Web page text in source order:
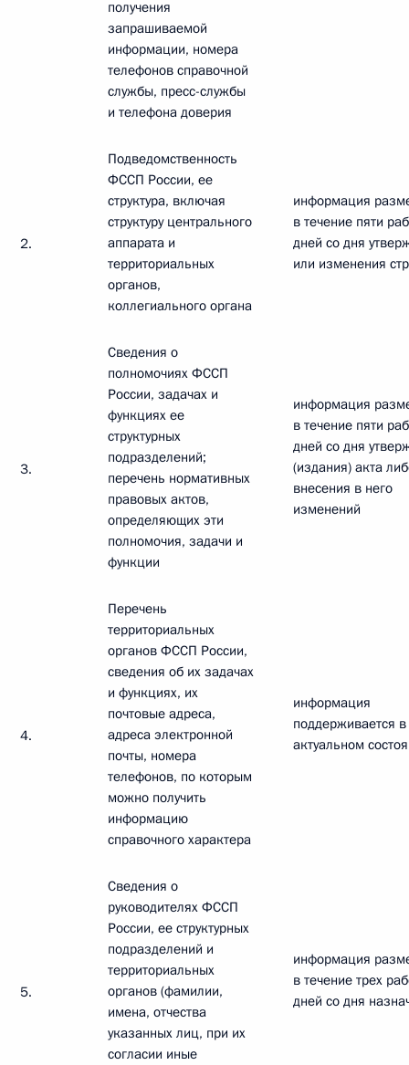
получения
запрашиваемой
информации, номера
телефонов справочной
службы, пресс-службы
и телефона доверия
2.
Подведомственность
ФССП России, ее
структура, включая
структуру центрального
аппарата и
территориальных
органов,
коллегиального органа
информация
в течение пяти
дней со дня
или изменения
3.
Сведения о
полномочиях ФССП
России, задачах и
функциях ее
структурных
подразделений;
перечень нормативных
правовых актов,
определяющих эти
полномочия, задачи и
функции
информация
в течение пяти
дней со дня
(издания) акта
внесения в него
изменений
4.
Перечень
территориальных
органов ФССП России,
сведения об их задачах
и функциях, их
почтовые адреса,
адреса электронной
почты, номера
телефонов, по которым
можно получить
информацию
справочного характера
информация
поддерживается в
актуальном
5.
Сведения о
руководителях ФССП
России, ее структурных
подразделений и
территориальных
органов (фамилии,
имена, отчества
указанных лиц, при их
согласии иные
информация
в течение трех
дней со дня